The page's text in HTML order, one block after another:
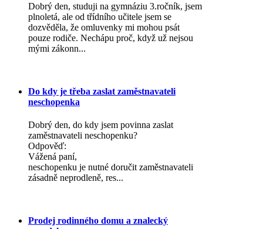
Dobrý den, studuji na gymnáziu 3.ročník, jsem
plnoletá, ale od třídního učitele jsem se
dozvěděla, že omluvenky mi mohou psát
pouze rodiče. Nechápu proč, když už nejsou
mými zákonn...
Do kdy je třeba zaslat zaměstnavateli
neschopenka
Dobrý den, do kdy jsem povinna zaslat
zaměstnavateli neschopenku?
Odpověď:
Vážená paní,
neschopenku je nutné doručit zaměstnavateli
zásadně neprodleně, res...
Prodej rodinného domu a znalecký